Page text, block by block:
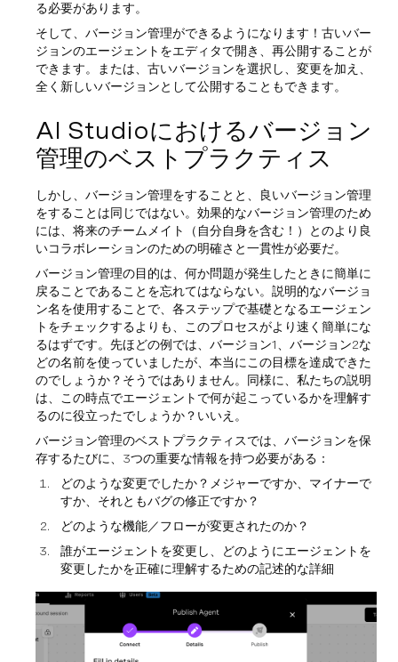
る必要があります。
そして、バージョン管理ができるようになります！古いバー
ジョンのエージェントをエディタで開き、再公開することが
できます。または、古いバージョンを選択し、変更を加え、
全く新しいバージョンとして公開することもできます。
AI Studioにおけるバージョン
管理のベストプラクティス
しかし、バージョン管理をすることと、良いバージョン管理
をすることは同じではない。効果的なバージョン管理のため
には、将来のチームメイト（自分自身を含む！）とのより良
いコラボレーションのための明確さと一貫性が必要だ。
バージョン管理の目的は、何か問題が発生したときに簡単に
戻ることであることを忘れてはならない。説明的なバージョ
ン名を使用することで、各ステップで基礎となるエージェン
トをチェックするよりも、このプロセスがより速く簡単にな
るはずです。先ほどの例では、バージョン1、バージョン2な
どの名前を使っていましたが、本当にこの目標を達成できた
のでしょうか？そうではありません。同様に、私たちの説明
は、この時点でエージェントで何が起こっているかを理解す
るのに役立ったでしょうか？いいえ。
バージョン管理のベストプラクティスでは、バージョンを保
存するたびに、3つの重要な情報を持つ必要がある：
どのような変更でしたか？メジャーですか、マイナーで
すか、それともバグの修正ですか？
どのような機能／フローが変更されたのか？
誰がエージェントを変更し、どのようにエージェントを
変更したかを正確に理解するための記述的な詳細